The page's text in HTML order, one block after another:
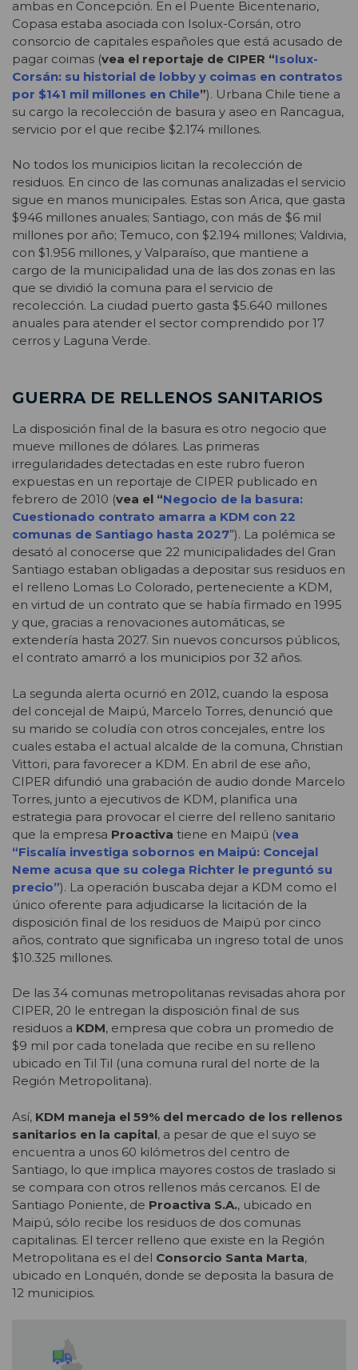
ambas en Concepción. En el Puente Bicentenario,
Copasa estaba asociada con Isolux-Corsán, otro
consorcio de capitales españoles que está acusado de
pagar coimas (vea el reportaje de CIPER “Isolux-
Corsán: su historial de lobby y coimas en contratos
por $141 mil millones en Chile”). Urbana Chile tiene a
su cargo la recolección de basura y aseo en Rancagua,
servicio por el que recibe $2.174 millones.
No todos los municipios licitan la recolección de
residuos. En cinco de las comunas analizadas el servicio
sigue en manos municipales. Estas son Arica, que gasta
$946 millones anuales; Santiago, con más de $6 mil
millones por año; Temuco, con $2.194 millones; Valdivia,
con $1.956 millones, y Valparaíso, que mantiene a
cargo de la municipalidad una de las dos zonas en las
que se dividió la comuna para el servicio de
recolección. La ciudad puerto gasta $5.640 millones
anuales para atender el sector comprendido por 17
cerros y Laguna Verde.
GUERRA DE RELLENOS SANITARIOS
La disposición final de la basura es otro negocio que
mueve millones de dólares. Las primeras
irregularidades detectadas en este rubro fueron
expuestas en un reportaje de CIPER publicado en
febrero de 2010 (vea el “Negocio de la basura:
Cuestionado contrato amarra a KDM con 22
comunas de Santiago hasta 2027”). La polémica se
desató al conocerse que 22 municipalidades del Gran
Santiago estaban obligadas a depositar sus residuos en
el relleno Lomas Lo Colorado, perteneciente a KDM,
en virtud de un contrato que se había firmado en 1995
y que, gracias a renovaciones automáticas, se
extendería hasta 2027. Sin nuevos concursos públicos,
el contrato amarró a los municipios por 32 años.
La segunda alerta ocurrió en 2012, cuando la esposa
del concejal de Maipú, Marcelo Torres, denunció que
su marido se coludía con otros concejales, entre los
cuales estaba el actual alcalde de la comuna, Christian
Vittori, para favorecer a KDM. En abril de ese año,
CIPER difundió una grabación de audio donde Marcelo
Torres, junto a ejecutivos de KDM, planifica una
estrategia para provocar el cierre del relleno sanitario
que la empresa Proactiva tiene en Maipú (vea
“Fiscalía investiga sobornos en Maipú: Concejal
Neme acusa que su colega Richter le preguntó su
precio”). La operación buscaba dejar a KDM como el
único oferente para adjudicarse la licitación de la
disposición final de los residuos de Maipú por cinco
años, contrato que significaba un ingreso total de unos
$10.325 millones.
De las 34 comunas metropolitanas revisadas ahora por
CIPER, 20 le entregan la disposición final de sus
residuos a KDM, empresa que cobra un promedio de
$9 mil por cada tonelada que recibe en su relleno
ubicado en Til Til (una comuna rural del norte de la
Región Metropolitana).
Así, KDM maneja el 59% del mercado de los rellenos
sanitarios en la capital, a pesar de que el suyo se
encuentra a unos 60 kilómetros del centro de
Santiago, lo que implica mayores costos de traslado si
se compara con otros rellenos más cercanos. El de
Santiago Poniente, de Proactiva S.A., ubicado en
Maipú, sólo recibe los residuos de dos comunas
capitalinas. El tercer relleno que existe en la Región
Metropolitana es el del Consorcio Santa Marta,
ubicado en Lonquén, donde se deposita la basura de
12 municipios.